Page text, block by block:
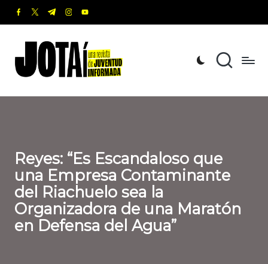
Saltar
contenido
facebook.com
twitter.com
t.me instagram.com
youtube.com
o
t
revista
de
Informada
Reyes: “Es Escandaloso que
una Empresa Contaminante
del Riachuelo sea la
Organizadora de una Maratón
en Defensa del Agua”